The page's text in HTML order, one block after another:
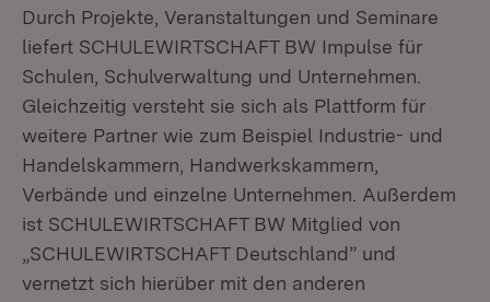
Durch Projekte, Veranstaltungen und Seminare
liefert SCHULEWIRTSCHAFT BW Impulse für
Schulen, Schulverwaltung und Unternehmen.
Gleichzeitig versteht sie sich als Plattform für
weitere Partner wie zum Beispiel Industrie- und
Handelskammern, Handwerkskammern,
Verbände und einzelne Unternehmen. Außerdem
ist SCHULEWIRTSCHAFT BW Mitglied von
„SCHULEWIRTSCHAFT Deutschland” und
vernetzt sich hierüber mit den anderen